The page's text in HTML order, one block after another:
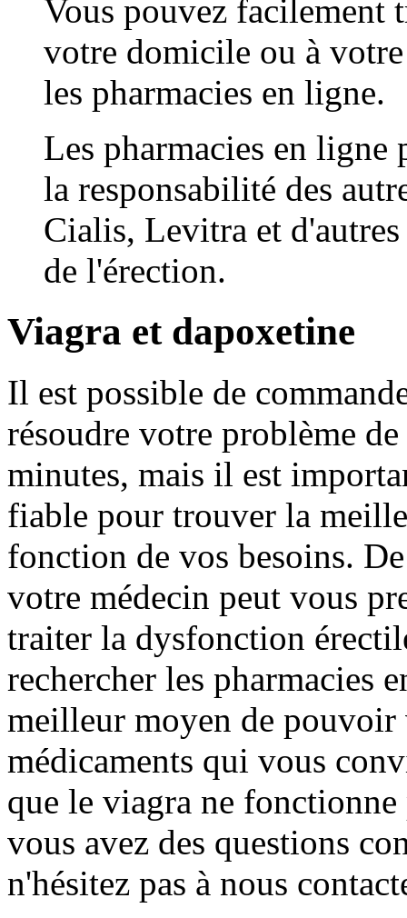
Vous pouvez facilement
votre domicile ou à
les pharmacies en ligne.
Les pharmacies en ligne
la responsabilité des
Cialis, Levitra et
de l'érection.
Viagra et dapoxetine
Il est possible de
résoudre votre problème
minutes, mais il est
fiable pour trouver la
fonction de vos besoins.
votre médecin peut vous
traiter la dysfonction
rechercher les pharmacies
meilleur moyen de pouvoir
médicaments qui vous
que le viagra ne
vous avez des questions
n'hésitez pas à nous